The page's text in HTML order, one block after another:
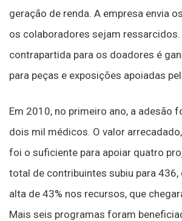
geração de renda. A empresa envia
os colaboradores sejam ressarcidos.
contrapartida para os doadores é
para peças e exposições apoiadas
Em 2010, no primeiro ano, a adesão
dois mil médicos. O valor
foi o suficiente para apoiar quatro
total de contribuintes subiu para 436,
alta de 43% nos recursos, que
Mais seis programas foram